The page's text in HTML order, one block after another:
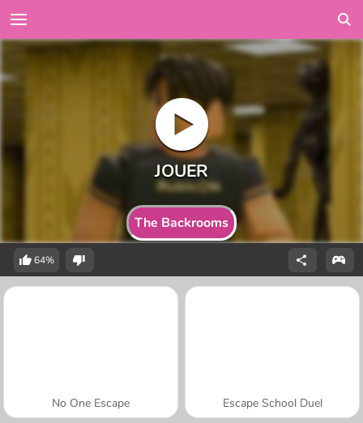
The Backrooms
64%
No One Escape Escape School Duel